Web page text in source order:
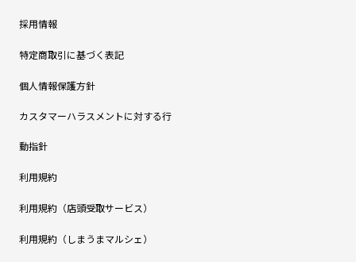
採用情報
特定商取引に基づく表記
個人情報保護方針
カスタマーハラスメントに対する行
動指針
利用規約
利用規約（店頭受取サービス）
利用規約（しまうまマルシェ）